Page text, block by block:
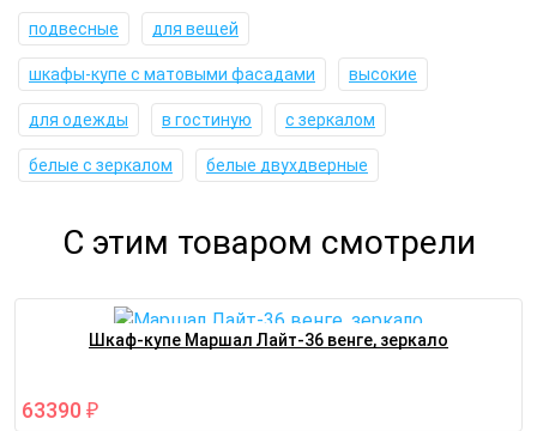
подвесные для вещей
шкафы-купе с матовыми фасадами высокие
для одежды в гостиную с зеркалом
белые с зеркалом белые двухдверные
С этим товаром смотрели
Шкаф-купе Маршал Лайт-36 венге, зеркало
63390 ₽